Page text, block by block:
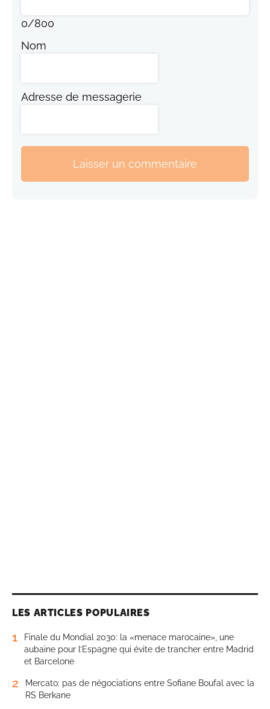
0/800
Nom
Adresse de messagerie
Laisser un commentaire
LES ARTICLES POPULAIRES
1
Finale du Mondial 2030: la «menace marocaine», une
aubaine pour l’Espagne qui évite de trancher entre Madrid
et Barcelone
2
Mercato: pas de négociations entre Sofiane Boufal avec la
RS Berkane